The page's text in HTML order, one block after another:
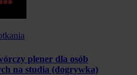
plener dla osób
na studia (dogrywka)